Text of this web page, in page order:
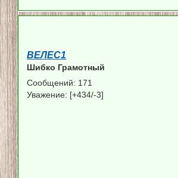
ВЕЛЕС1
Шибко Грамотный
Сообщений: 171
Уважение: [+434/-3]